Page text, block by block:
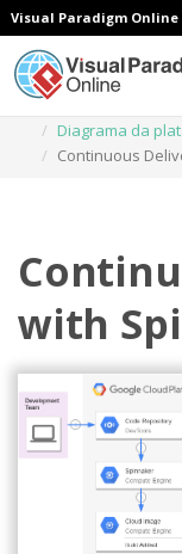
Visual Paradigm Online
Diagrama da
Continuous
with